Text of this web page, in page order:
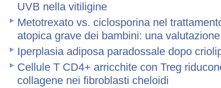
UVB nella vitiligine
Metotrexato vs. ciclosporina nel
atopica grave dei bambini: una
Iperplasia adiposa paradossale dopo
Cellule T CD4+ arricchite con Treg
collagene nei fibroblasti cheloidi